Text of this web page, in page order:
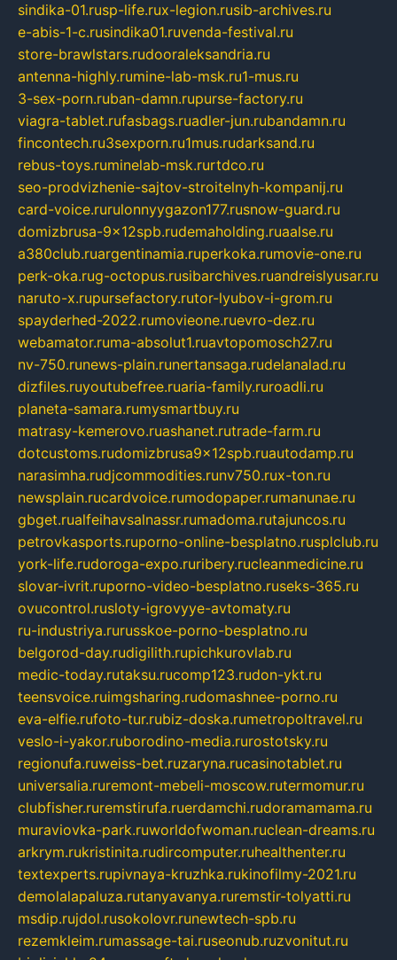
sindika-01.rusp-life.rux-legion.rusib-archives.ru
e-abis-1-c.rusindika01.ruvenda-festival.ru
store-brawlstars.rudooraleksandria.ru
antenna-highly.rumine-lab-msk.ru1-mus.ru
3-sex-porn.ruban-damn.rupurse-factory.ru
viagra-tablet.rufasbags.ruadler-jun.rubandamn.ru
fincontech.ru3sexporn.ru1mus.rudarksand.ru
rebus-toys.ruminelab-msk.rurtdco.ru
seo-prodvizhenie-sajtov-stroitelnyh-kompanij.ru
card-voice.rurulonnyygazon177.rusnow-guard.ru
domizbrusa-9x12spb.rudemaholding.ruaalse.ru
a380club.ruargentinamia.ruperkoka.rumovie-one.ru
perk-oka.rug-octopus.rusibarchives.ruandreislyusar.ru
naruto-x.rupursefactory.rutor-lyubov-i-grom.ru
spayderhed-2022.rumovieone.ruevro-dez.ru
webamator.ruma-absolut1.ruavtopomosch27.ru
nv-750.runews-plain.runertansaga.rudelanalad.ru
dizfiles.ruyoutubefree.ruaria-family.ruroadli.ru
planeta-samara.rumysmartbuy.ru
matrasy-kemerovo.ruashanet.rutrade-farm.ru
dotcustoms.rudomizbrusa9x12spb.ruautodamp.ru
narasimha.rudjcommodities.runv750.rux-ton.ru
newsplain.rucardvoice.rumodopaper.rumanunae.ru
gbget.rualfeihavsalnassr.rumadoma.rutajuncos.ru
petrovkasports.ruporno-online-besplatno.rusplclub.ru
york-life.rudoroga-expo.ruribery.rucleanmedicine.ru
slovar-ivrit.ruporno-video-besplatno.ruseks-365.ru
ovucontrol.rusloty-igrovyye-avtomaty.ru
ru-industriya.rurusskoe-porno-besplatno.ru
belgorod-day.rudigilith.rupichkurovlab.ru
medic-today.rutaksu.rucomp123.rudon-ykt.ru
teensvoice.ruimgsharing.rudomashnee-porno.ru
eva-elfie.rufoto-tur.rubiz-doska.rumetropoltravel.ru
veslo-i-yakor.ruborodino-media.rurostotsky.ru
regionufa.ruweiss-bet.ruzaryna.rucasinotablet.ru
universalia.ruremont-mebeli-moscow.rutermomur.ru
clubfisher.ruremstirufa.ruerdamchi.rudoramamama.ru
muraviovka-park.ruworldofwoman.ruclean-dreams.ru
arkrym.rukristinita.rudircomputer.ruhealthenter.ru
textexperts.rupivnaya-kruzhka.rukinofilmy-2021.ru
demolalapaluza.rutanyavanya.ruremstir-tolyatti.ru
msdip.rujdol.rusokolovr.runewtech-spb.ru
rezemkleim.rumassage-tai.ruseonub.ruzvonitut.ru